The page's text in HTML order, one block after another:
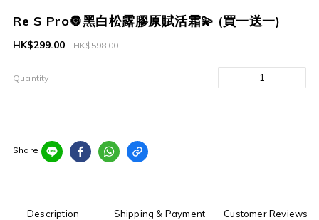
Re S Pro🔘黑白松露膠原賦活霜💫 (買一送一)
HK$598.00
HK$299.00
Quantity
Share
Description Shipping & Payment Customer Reviews